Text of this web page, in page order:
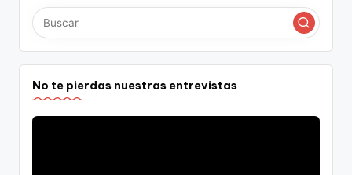
No te pierdas nuestras entrevistas